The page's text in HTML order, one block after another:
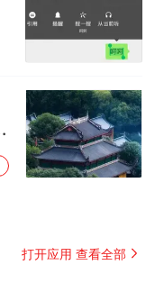
打开应用 查看全部